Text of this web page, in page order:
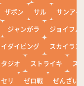
ザボン サル
サンアイ
ジャンがラ
ジョイフル
ダイビング
スカイラン
ジオ ストライキ
ス
セリ ゼロ戦
ぜんざい